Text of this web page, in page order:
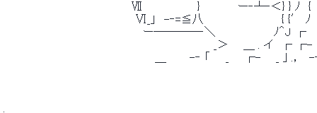
Ⅶ　　　　　　　} 　 　 　 ー‐┴‐＜} } ﾉ　{　　{　 {
Ⅵ_」　-‐=≦八　　　　　　　　　　{ {′ ﾉ ┌ ┌-　
ー────‐＼　　　　　 　　ﾉ＾J ┌　 ┌- _ 　イ
_＞ 　 ＿ . イ　┌ ┌- 　 ／　　‐-　　
＿　　　-‐ 「　　_ 　 ┌- 　 _ ｣ .，　-‐ ^　